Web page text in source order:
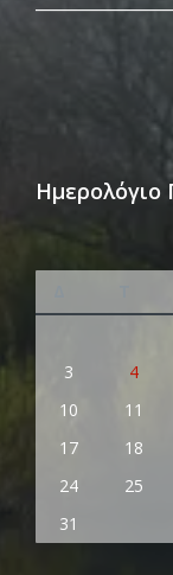
Ημερολόγιο
3
4
10
11
17
18
24
25
31